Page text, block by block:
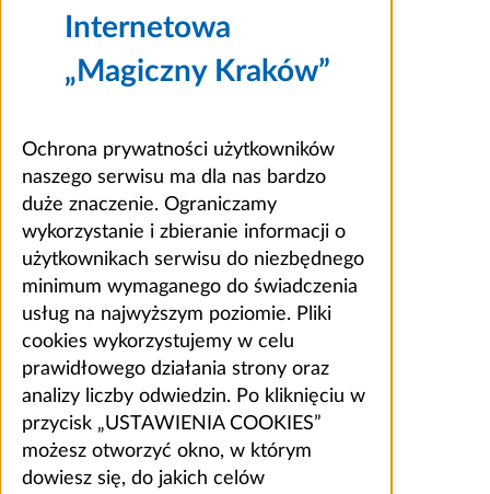
Internetowa
„Magiczny Kraków”
Ochrona prywatności użytkowników
naszego serwisu ma dla nas bardzo
duże znaczenie. Ograniczamy
wykorzystanie i zbieranie informacji o
użytkownikach serwisu do niezbędnego
minimum wymaganego do świadczenia
usług na najwyższym poziomie. Pliki
cookies wykorzystujemy w celu
prawidłowego działania strony oraz
analizy liczby odwiedzin. Po kliknięciu w
przycisk „USTAWIENIA COOKIES”
możesz otworzyć okno, w którym
dowiesz się, do jakich celów